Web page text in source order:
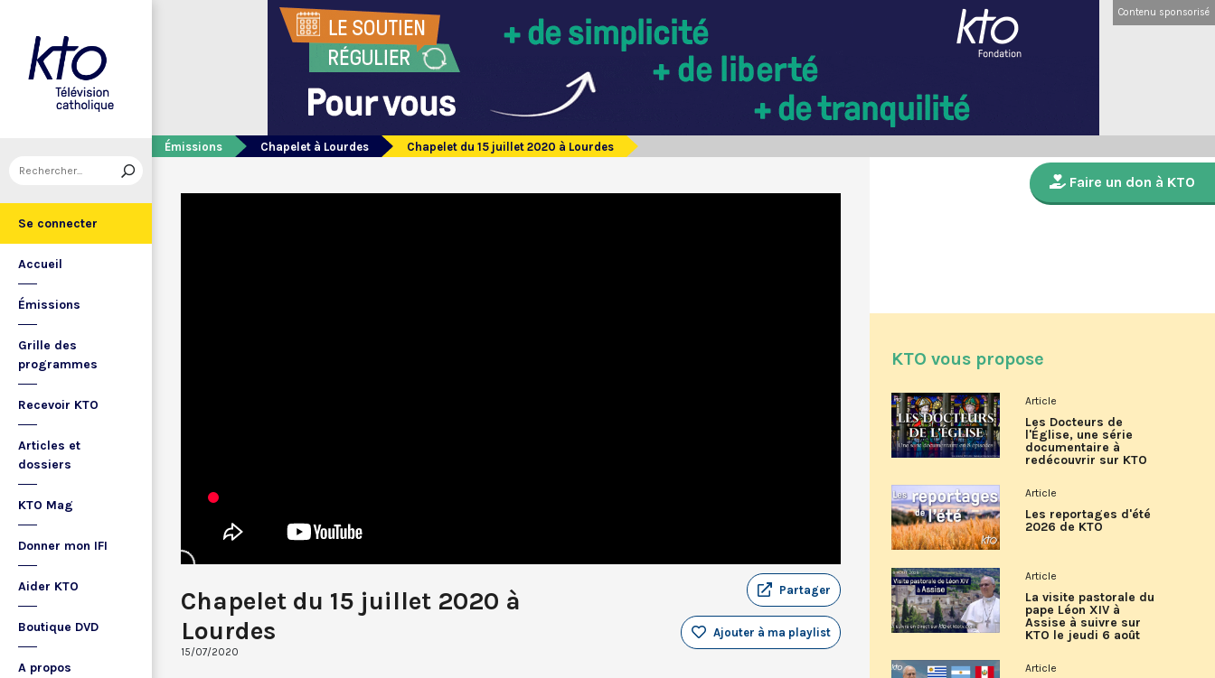
Se connecter
Accueil
Émissions
Grille des
programmes
Recevoir KTO
Articles et
dossiers
KTO Mag
Donner mon IFI
Aider KTO
Boutique DVD
A propos
Contenu sponsorisé
Émissions Chapelet à Lourdes Chapelet du 15 juillet 2020 à Lourdes
Chapelet du 15 juillet 2020 à
Lourdes
15/07/2020
Partager
Ajouter à ma playlist
Faire un don à KTO
KTO vous propose
Article
Les Docteurs de
l'Église, une série
documentaire à
redécouvrir sur KTO
Article
Les reportages d'été
2026 de KTO
Article
La visite pastorale du
pape Léon XIV à
Assise à suivre sur
KTO le jeudi 6 août
Article